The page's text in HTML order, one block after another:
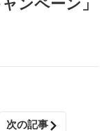
ンペーン」
次の記事